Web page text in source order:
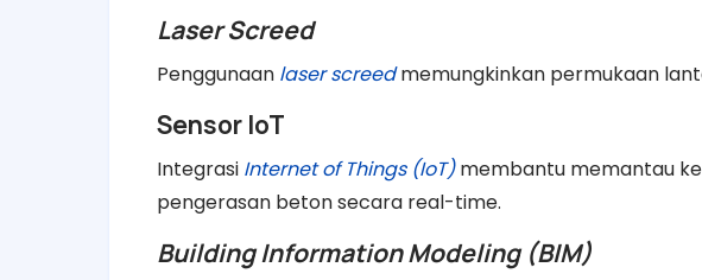
Laser Screed
Penggunaan laser screedmemungkinkan permukaan
Sensor IoT
Integrasi Internet of Things (IoT)membantu memantau
pengerasan beton secara real-time.
Building Information Modeling (BIM)